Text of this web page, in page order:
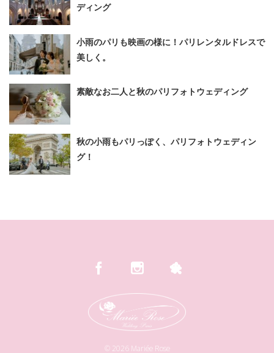
ディング
小雨のパリも映画の様に！パリレンタルドレスで
美しく。
素敵なお二人と秋のパリフォトウェディング
秋の小雨もパリっぽく、パリフォトウェディン
グ！
© 2026Mariée Rose